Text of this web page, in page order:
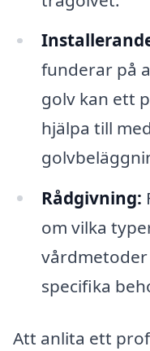
funderar på
golv kan ett
hjälpa till
Rådgivning:
om vilka
vårdmetoder
specifika
Att anlita ett